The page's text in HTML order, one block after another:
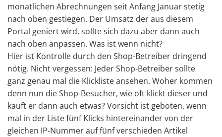
monatlichen Abrechnungen seit Anfang Januar stetig
nach oben gestiegen. Der Umsatz der aus diesem
Portal geniert wird, sollte sich dazu aber dann auch
nach oben anpassen. Was ist wenn nicht?
Hier ist Kontrolle durch den Shop-Betreiber dringend
nötig. Nicht vergessen: Jeder Shop-Betreiber sollte
ganz genau mal die Klickliste ansehen. Woher kommen
denn nun die Shop-Besucher, wie oft klickt dieser und
kauft er dann auch etwas? Vorsicht ist geboten, wenn
mal in der Liste fünf Klicks hintereinander von der
gleichen IP-Nummer auf fünf verschieden Artikel